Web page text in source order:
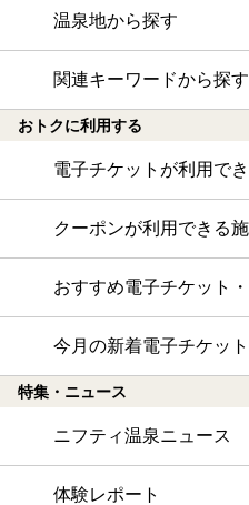
温泉地から探す
関連キーワードから探す
おトクに利用する
電子チケットが利用で
クーポンが利用できる
おすすめ電子チケット
今月の新着電子チケッ
特集・ニュース
ニフティ温泉ニュース
体験レポート